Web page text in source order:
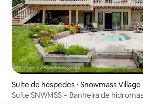
Suíte de hóspedes ⋅ Snowmass Village
Suíte SNWMSS ~ Banheira de